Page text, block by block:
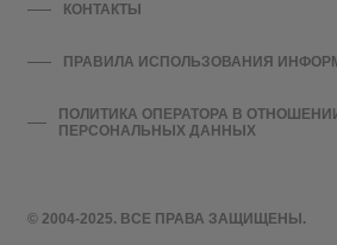
© 2004-2025. ВСЕ ПРАВА ЗАЩИЩЕНЫ.
КОНТАКТЫ
ПРАВИЛА ИСПОЛЬЗОВАНИЯ
ПОЛИТИКА ОПЕРАТОРА В
ПЕРСОНАЛЬНЫХ ДАННЫХ